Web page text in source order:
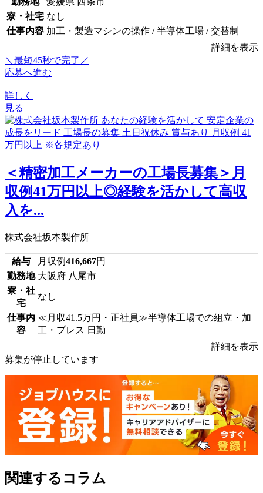
寮・社宅 なし
仕事内容 加工・製造マシンの操作 / 半導体工場 / 交替制
詳細を表示
＼最短45秒で完了／
応募へ進む
詳しく
見る
＜精密加工メーカーの工場長募集＞月
収例41万円以上◎経験を活かして高収
入を...
株式会社坂本製作所
給与 月収例416,667円
勤務地 大阪府 八尾市
寮・社
宅
なし
仕事内
容
≪月収41.5万円・正社員≫半導体工場での組立・加
工・プレス 日勤
詳細を表示
募集が停止しています
関連するコラム